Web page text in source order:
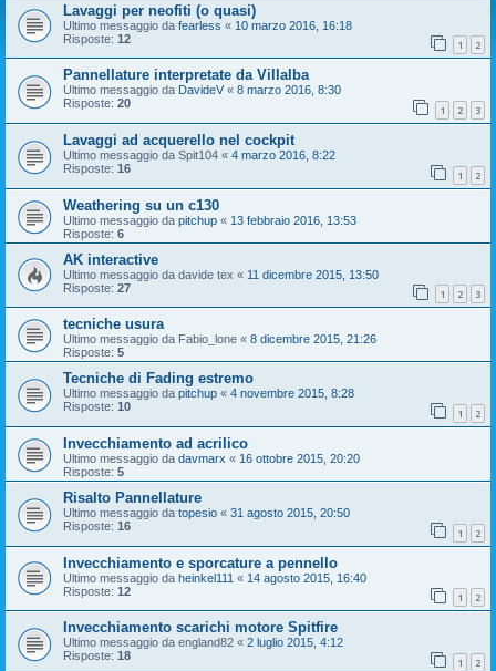
Lavaggi per neofiti (o quasi)
Ultimo messaggio da fearless « 10 marzo 2016, 16:18
Risposte: 12 1 2
Pannellature interpretate da Villalba
Ultimo messaggio da DavideV « 8 marzo 2016, 8:30
Risposte: 20 1 2 3
Lavaggi ad acquerello nel cockpit
Ultimo messaggio da Spit104 « 4 marzo 2016, 8:22
Risposte: 16 1 2
Weathering su un c130
Ultimo messaggio da pitchup « 13 febbraio 2016, 13:53
Risposte: 6
AK interactive
Ultimo messaggio da davide tex « 11 dicembre 2015, 13:50
Risposte: 27 1 2 3
tecniche usura
Ultimo messaggio da Fabio_lone « 8 dicembre 2015, 21:26
Risposte: 5
Tecniche di Fading estremo
Ultimo messaggio da pitchup « 4 novembre 2015, 8:28
Risposte: 10 1 2
Invecchiamento ad acrilico
Ultimo messaggio da davmarx « 16 ottobre 2015, 20:20
Risposte: 5
Risalto Pannellature
Ultimo messaggio da topesio « 31 agosto 2015, 20:50
Risposte: 16 1 2
Invecchiamento e sporcature a pennello
Ultimo messaggio da heinkel111 « 14 agosto 2015, 16:40
Risposte: 12 1 2
Invecchiamento scarichi motore Spitfire
Ultimo messaggio da england82 « 2 luglio 2015, 4:12
Risposte: 18 1 2